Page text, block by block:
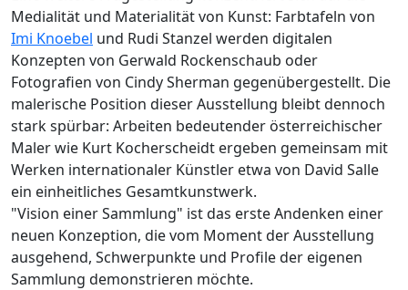
Medialität und Materialität von Kunst: Farbtafeln von
Imi Knoebel und Rudi Stanzel werden digitalen
Konzepten von Gerwald Rockenschaub oder
Fotografien von Cindy Sherman gegenübergestellt. Die
malerische Position dieser Ausstellung bleibt dennoch
stark spürbar: Arbeiten bedeutender österreichischer
Maler wie Kurt Kocherscheidt ergeben gemeinsam mit
Werken internationaler Künstler etwa von David Salle
ein einheitliches Gesamtkunstwerk.
"Vision einer Sammlung" ist das erste Andenken einer
neuen Konzeption, die vom Moment der Ausstellung
ausgehend, Schwerpunkte und Profile der eigenen
Sammlung demonstrieren möchte.